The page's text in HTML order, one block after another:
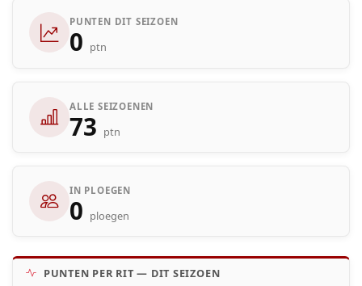
PUNTEN DIT SEIZOEN
0 ptn
ALLE SEIZOENEN
73 ptn
IN PLOEGEN
0 ploegen
PUNTEN PER RIT — DIT SEIZOEN